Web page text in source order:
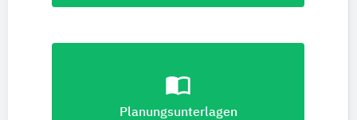
import_contacts
Planungsunterlagen